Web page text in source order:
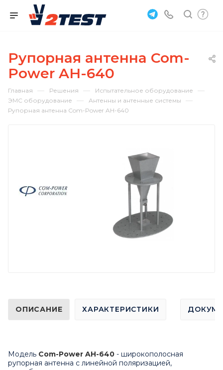
Рупорная антенна Com-
Power AH-640
Главная — Решения — Испытательное оборудование —
ЭМС оборудование — Антенны и антенные системы —
Рупорная антенна Com-Power AH-640
ОПИСАНИЕ ХАРАКТЕРИСТИКИ
Модель Com-Power AH-640 - широкополосная
рупорная антенна с линейной поляризацией,